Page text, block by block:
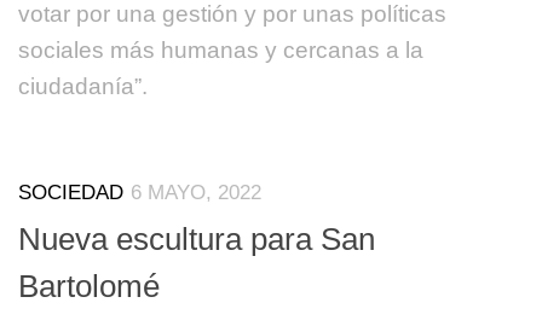
votar por una gestión y por unas políticas
sociales más humanas y cercanas a la
ciudadanía”.
SOCIEDAD 6 MAYO, 2022
Nueva escultura para San
Bartolomé